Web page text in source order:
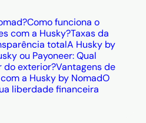
Como funciona o
com a Husky?Taxas da
totalA Husky by
ou Payoneer: Qual
do exterior?Vantagens de
a Husky by NomadO
liberdade financeira